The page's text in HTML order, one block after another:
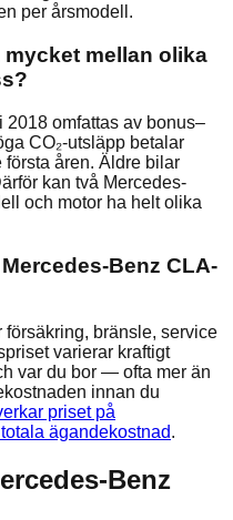
per årsmodell.
mellan olika
2018 omfattas av bonus–
CO₂-utsläpp betalar
första åren. Äldre bilar
kan två Mercedes-
och motor ha helt olika
Benz CLA-
bränsle, service
varierar kraftigt
var du bor — ofta mer än
innan du
priset på
ägandekostnad.
Benz